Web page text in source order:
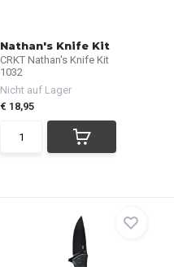
Nathan's Knife Kit
CRKT Nathan's Knife Kit
1032
Nicht auf Lager
€ 18,95